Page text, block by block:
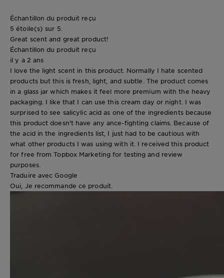
Échantillon du produit reçu
5 étoile(s) sur 5.
Great scent and great product!
Échantillon du produit reçu
il y a 2 ans
I love the light scent in this product. Normally I hate scented
products but this is fresh, light, and subtle. The product comes
in a glass jar which makes it feel more premium with the heavy
packaging. I like that I can use this cream day or night. I was
surprised to see salicylic acid as one of the ingredients because
this product doesn't have any ance-fighting claims. Because of
the acid in the ingredients list, I just had to be cautious with
what other products I was using with it. I received this product
for free from Topbox Marketing for testing and review
purposes.
Traduire avec Google
Oui, Je recommande ce produit.